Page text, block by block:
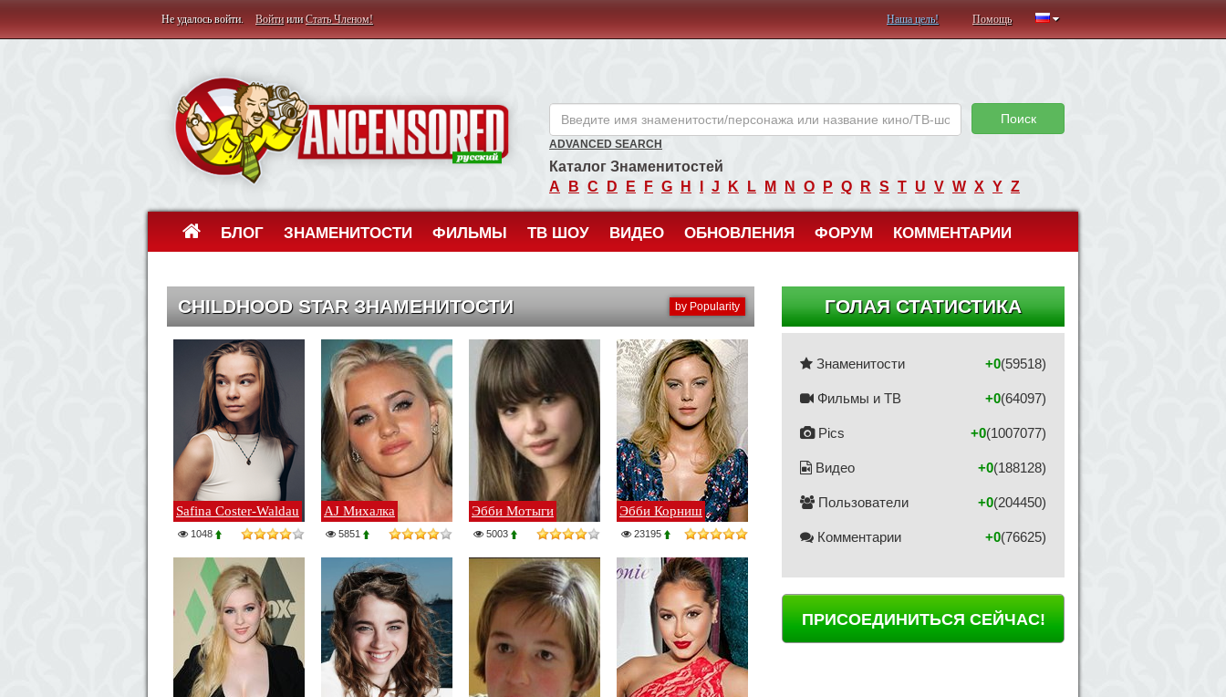
Не удалось войти. ВойтиилиСтать Членом! Наша цель! Помощь
Поиск
ADVANCED SEARCH
Каталог Знаменитостей
A
B C D E F G H J K L M N O P Q R S T U V W X Y Z
БЛОГ ЗНАМЕНИТОСТИ ФИЛЬМЫ ТВ ШОУ ВИДЕО ОБНОВЛЕНИЯ ФОРУМ КОММЕНТАРИИ
by Popularity
CHILDHOOD STAR ЗНАМЕНИТОСТИ
Safina Coster-Waldau
1048
AJ Михалка
5851
Эбби Мотыги
5003
Эбби Корниш
23195
ГОЛАЯ СТАТИСТИКА
Знаменитости (59518)
+0
Фильмы и ТВ (64097)
+0
Pics (1007077)
+0
Видео (188128)
+0
Пользователи (204450)
+0
Комментарии (76625)
+0
ПРИСОЕДИНИТЬСЯ СЕЙЧАС!